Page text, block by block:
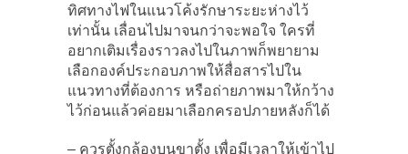
ทิศทางไฟในแนวโค้งรักษาระยะห่างไว้
เท่านั้น เลื่อนไปมาจนกว่าจะพอใจ ใครที่
อยากเติมเรื่องราวลงไปในภาพก็พยายาม
เลือกองค์ประกอบภาพให้สื่อสารไปใน
แนวทางที่ต้องการ หรือถ่ายภาพมาให้กว้าง
ไว้ก่อนแล้วค่อยมาเลือกครอปภายหลังก็ได้
– ควรตั้งกล้องบนขาตั้ง เพื่อมีเวลาให้เข้าไป